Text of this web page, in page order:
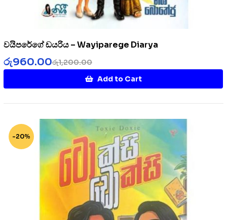
වයිපරේගේ ඩයරිය – Wayiparege Diarya
රු1,200.00
රු960.00
Add to Cart
-20%